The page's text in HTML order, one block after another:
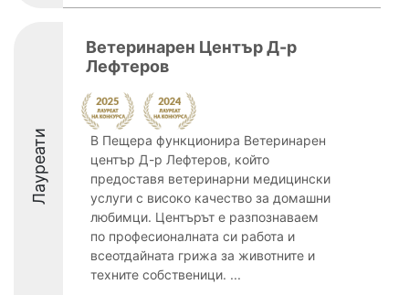
Лауреати
Ветеринарен Център Д-р
Лефтеров
В Пещера функционира Ветеринарен
център Д-р Лефтеров, който
предоставя ветеринарни медицински
услуги с високо качество за домашни
любимци. Центърът е разпознаваем
по професионалната си работа и
всеотдайната грижа за животните и
техните собственици. ...